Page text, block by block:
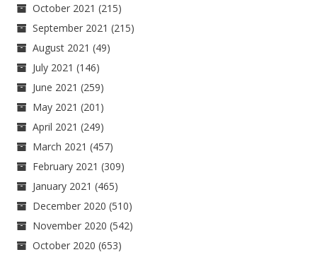
October 2021 (215)
September 2021 (215)
August 2021 (49)
July 2021 (146)
June 2021 (259)
May 2021 (201)
April 2021 (249)
March 2021 (457)
February 2021 (309)
January 2021 (465)
December 2020 (510)
November 2020 (542)
October 2020 (653)